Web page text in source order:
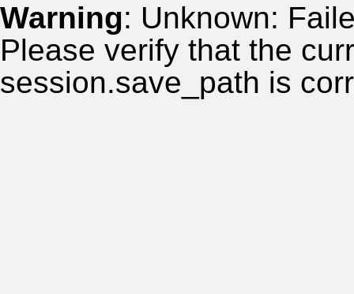
Warning: Unknown:
Please verify that the
session.save_path is